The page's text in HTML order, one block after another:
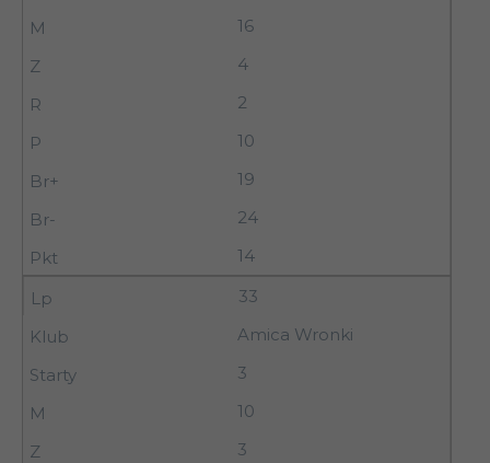
16
4
2
10
19
24
14
33
Amica Wronki
3
10
3